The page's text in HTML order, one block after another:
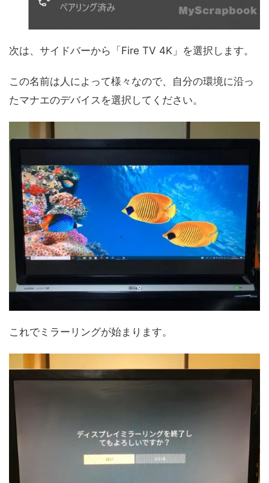
次は、サイドバーから「Fire TV 4K」を選択します。
この名前は人によって様々なので、自分の環境に沿っ
たマナエのデバイスを選択してください。
これでミラーリングが始まります。